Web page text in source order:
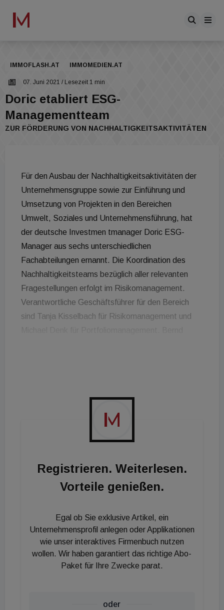
IMMOFLASH.AT IMMOMEDIEN.AT
07. Juni 2021 / Lesezeit 1 min
Doric etabliert ESG-
Managementteam
ZUR FÖRDERUNG VON NACHHALTIGKEITSAKTIVITÄTEN
Für den Ausbau der Nachhaltigkeitsaktivitäten der
Unternehmensgruppe sowie zur Einführung und
Umsetzung von Projekten in den Bereichen
Umwelt, Soziales und Unternehmensführung, hat
der deutsche Investmen tmanager Doric ESG-
Manager aus sechs unterschiedlichen
Fachabteilungen ernannt. Die Koordination des
Nachhaltigkeitsteams bezüglich aller relevanten
Fragestellungen erfolgt im Risikomanagement.
Verantwortliche Geschäftsführer für den Bereich
sind Tanja Kisselbach für Risikomanagement und
nicht bloß ein Wort, sondern gelebte Praxis ist,
braucht es daher Menschen, die das Thema auf
allen Ebenen vorantreiben und fest in der
Unternehmensgruppe verankern. Genau das leistet
Registrieren. Weiterlesen.
Vorteile genießen.
Egal ob Sie exklusive Artikel, ein
Unternehmensprofil anlegen oder Applikationen
wie unser interaktives Firmenbuch nutzen
wollen. Wir haben garantiert das richtige Abo-
Paket für Ihre Zwecke parat.
oder